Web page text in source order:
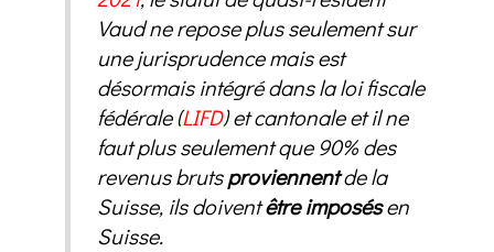
Vaud ne repose plus seulement sur
une jurisprudence mais est
désormais intégré dans la loi fiscale
fédérale (LIFD) et cantonale et il ne
faut plus seulement que 90% des
revenus brutsproviennentde la
Suisse, ils doiventêtre imposésen
Suisse.